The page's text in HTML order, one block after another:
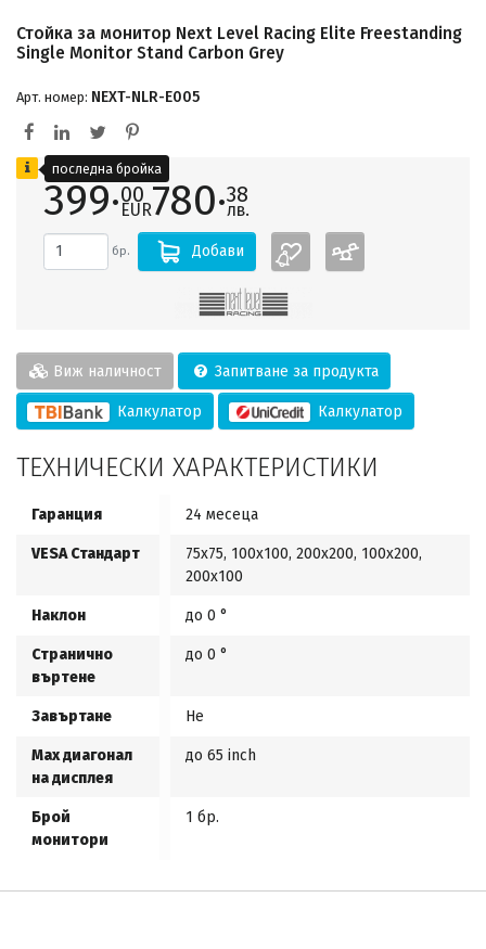
Стойка за монитор Next Level Racing Elite Freestanding
Single Monitor Stand Carbon Grey
Арт. номер: NEXT-NLR-E005
399·00
EUR780·38
лв.
бр. Добави
Виж наличност Запитване за продукта
Калкулатор Калкулатор
ТЕХНИЧЕСКИ ХАРАКТЕРИСТИКИ
Гаранция 24 месеца
VESA Стандарт
75х75, 100х100, 200x200, 100x200,
200x100
Наклон до 0 °
Странично
въртене
до 0 °
Завъртане Не
Max диагонал
на дисплея
до 65 inch
Брой
монитори
1 бр.
последна бройка